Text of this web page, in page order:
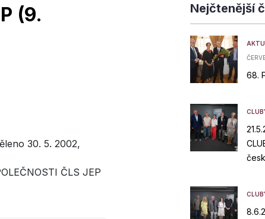
(9.
30. 5. 2002,
ČLS JEP
Nejčtenější
68.